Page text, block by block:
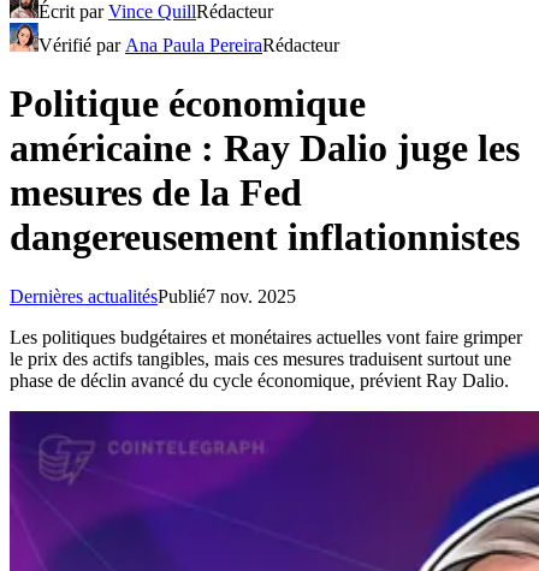
Écrit parVince QuillRédacteur
Vérifié par Ana Paula PereiraRédacteur
Politique économique
américaine : Ray Dalio juge les
mesures de la Fed
dangereusement inflationnistes
Dernières actualitésPublié7 nov. 2025
Les politiques budgétaires et monétaires actuelles vont faire grimper
le prix des actifs tangibles, mais ces mesures traduisent surtout une
phase de déclin avancé du cycle économique, prévient Ray Dalio.